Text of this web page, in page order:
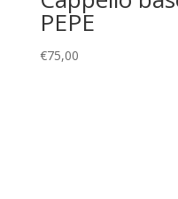
PEPE
€75,00